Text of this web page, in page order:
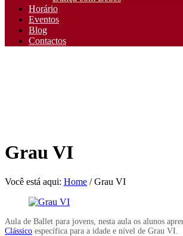
Horário
Eventos
Blog
Contactos
Grau VI
Você está aqui: Home /Grau VI
Aula de Ballet para jovens, nesta aula os alunos
Clássico específica para a idade e nível de Grau VI.